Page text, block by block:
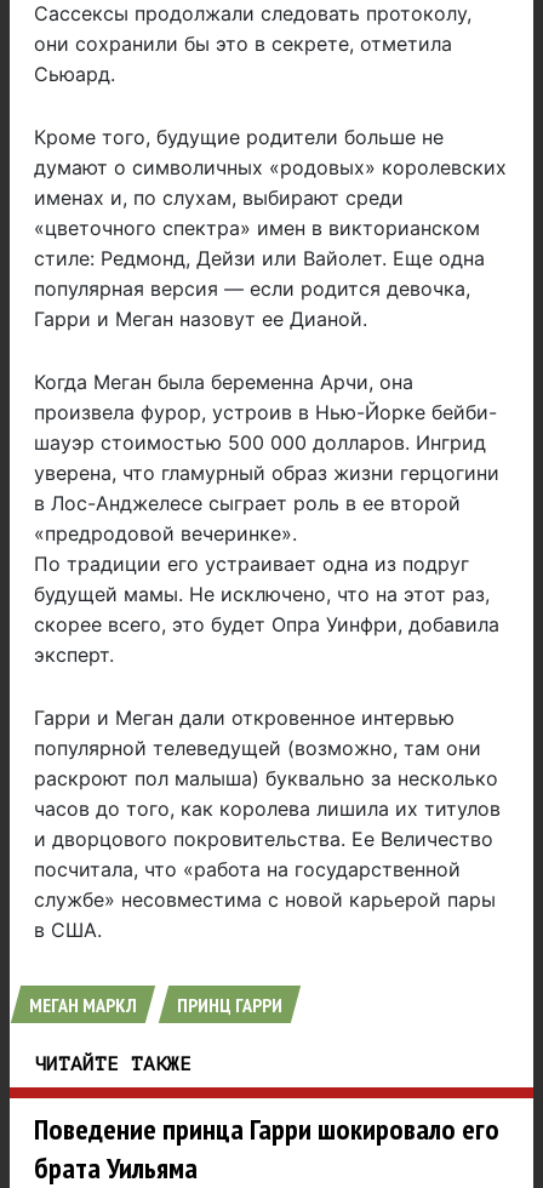
Сассексы продолжали следовать протоколу,
они сохранили бы это в секрете, отметила
Сьюард.
Кроме того, будущие родители больше не
думают о символичных «родовых» королевских
именах и, по слухам, выбирают среди
«цветочного спектра» имен в викторианском
стиле: Редмонд, Дейзи или Вайолет. Еще одна
популярная версия — если родится девочка,
Гарри и Меган назовут ее Дианой.
Когда Меган была беременна Арчи, она
произвела фурор, устроив в Нью-Йорке бейби-
шауэр стоимостью 500 000 долларов. Ингрид
уверена, что гламурный образ жизни герцогини
в Лос-Анджелесе сыграет роль в ее второй
«предродовой вечеринке».
По традиции его устраивает одна из подруг
будущей мамы. Не исключено, что на этот раз,
скорее всего, это будет Опра Уинфри, добавила
эксперт.
Гарри и Меган дали откровенное интервью
популярной телеведущей (возможно, там они
раскроют пол малыша) буквально за несколько
часов до того, как королева лишила их титулов
и дворцового покровительства. Ее Величество
посчитала, что «работа на государственной
службе» несовместима с новой карьерой пары
в США.
МЕГАН МАРКЛ ПРИНЦ ГАРРИ
ЧИТАЙТЕ ТАКЖЕ
Поведение принца Гарри шокировало его
брата Уильяма